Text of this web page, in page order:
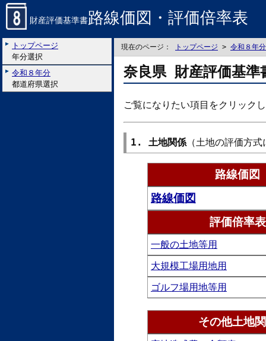
財産評価基準書路線価図・評価倍率表
トップページ
年分選択
令和８年分
都道府県選択
現在のページ： トップページ > 令和８年分
奈良県 財産評価基準
ご覧になりたい項目をクリック
1. 土地関係 （土地の評価方
路線価図
路線価図
評価倍率表
一般の土地等用
大規模工場用地用
ゴルフ場用地等用
その他土地